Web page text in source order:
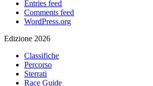
Entries feed
Comments feed
WordPress.org
Edizione 2026
Classifiche
Percorso
Sterrati
Race Guide